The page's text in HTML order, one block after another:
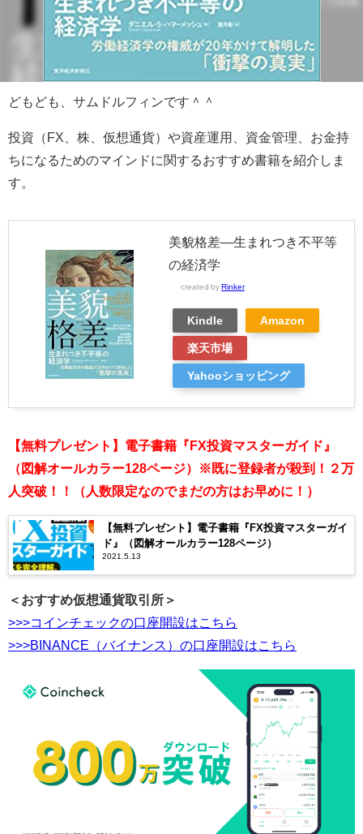
どもども、サムドルフィンです＾＾
投資（FX、株、仮想通貨）や資産運用、資金管理、お金持
ちになるためのマインドに関するおすすめ書籍を紹介しま
す。
美貌格差―生まれつき不平等
の経済学
created by Rinker
Kindle Amazon
楽天市場
Yahooショッピング
【無料プレゼント】電子書籍『FX投資マスターガイド』
（図解オールカラー128ページ）※既に登録者が殺到！２万
人突破！！（人数限定なのでまだの方はお早めに！）
【無料プレゼント】電子書籍『FX投資マスターガイ
ド』（図解オールカラー128ページ）
2021.5.13
＜おすすめ仮想通貨取引所＞
>>>コインチェックの口座開設はこちら
>>>BINANCE（バイナンス）の口座開設はこちら